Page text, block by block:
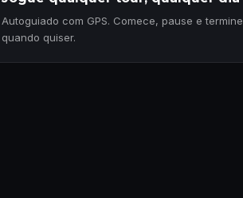
Autoguiado com GPS. Comece, pause e termine
quando quiser.